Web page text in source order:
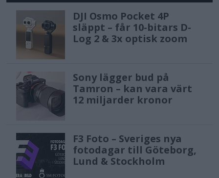
DJI Osmo Pocket 4P
släppt – får 10-bitars D-
Log 2 & 3x optisk zoom
Sony lägger bud på
Tamron – kan vara värt
12 miljarder kronor
F3 Foto – Sveriges nya
fotodagar till Göteborg,
Lund & Stockholm